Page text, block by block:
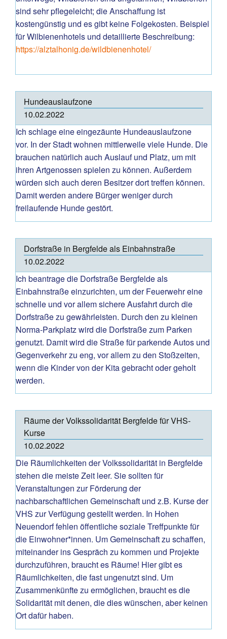
sind sehr pflegeleicht; die Anschaffung ist
kostengünstig und es gibt keine Folgekosten. Beispiel
für Wilbienenhotels und detaillierte Beschreibung:
https://alztalhonig.de/wildbienenhotel/
Hundeauslaufzone
10.02.2022
Ich schlage eine eingezäunte Hundeauslaufzone
vor. In der Stadt wohnen mittlerweile viele Hunde. Die
brauchen natürlich auch Auslauf und Platz, um mit
ihren Artgenossen spielen zu können. Außerdem
würden sich auch deren Besitzer dort treffen können.
Damit werden andere Bürger weniger durch
freilaufende Hunde gestört.
Dorfstraße in Bergfelde als Einbahnstraße
10.02.2022
Ich beantrage die Dorfstraße Bergfelde als
Einbahnstraße einzurichten, um der Feuerwehr eine
schnelle und vor allem sichere Ausfahrt durch die
Dorfstraße zu gewährleisten. Durch den zu kleinen
Norma-Parkplatz wird die Dorfstraße zum Parken
genutzt. Damit wird die Straße für parkende Autos und
Gegenverkehr zu eng, vor allem zu den Stoßzeiten,
wenn die Kinder von der Kita gebracht oder geholt
werden.
Räume der Volkssolidarität Bergfelde für VHS-
Kurse
10.02.2022
Die Räumlichkeiten der Volkssolidarität in Bergfelde
stehen die meiste Zeit leer. Sie sollten für
Veranstaltungen zur Förderung der
nachbarschaftlichen Gemeinschaft und z.B. Kurse der
VHS zur Verfügung gestellt werden. In Hohen
Neuendorf fehlen öffentliche soziale Treffpunkte für
die Einwohner*innen. Um Gemeinschaft zu schaffen,
miteinander ins Gespräch zu kommen und Projekte
durchzuführen, braucht es Räume! Hier gibt es
Räumlichkeiten, die fast ungenutzt sind. Um
Zusammenkünfte zu ermöglichen, braucht es die
Solidarität mit denen, die dies wünschen, aber keinen
Ort dafür haben.